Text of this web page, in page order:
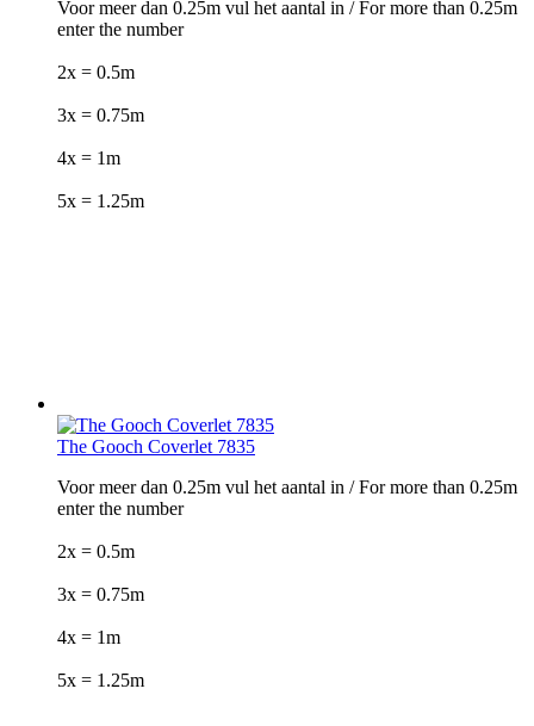
Voor meer dan 0.25m vul het aantal in / For more than 0.25m
enter the number
2x = 0.5m
3x = 0.75m
4x = 1m
5x = 1.25m
The Gooch Coverlet 7835
Voor meer dan 0.25m vul het aantal in / For more than 0.25m
enter the number
2x = 0.5m
3x = 0.75m
4x = 1m
5x = 1.25m